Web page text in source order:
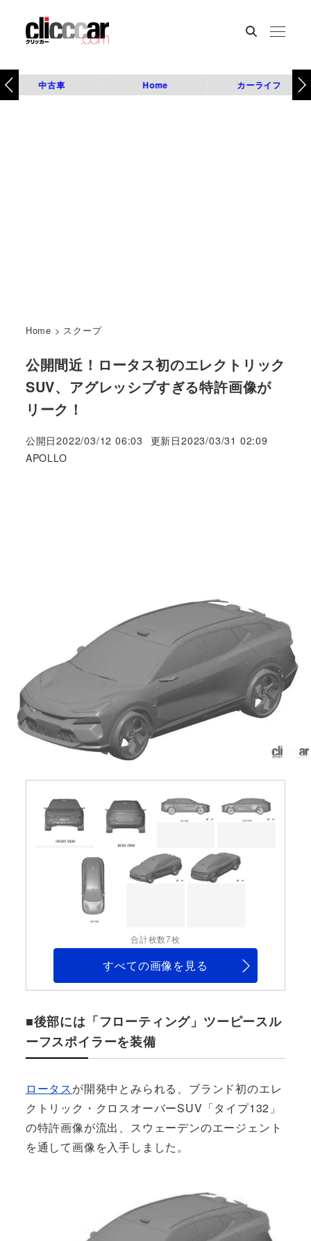
中古車 Home カーライフ
Home > スクープ
公開間近！ロータス初のエレクトリック
SUV、アグレッシブすぎる特許画像が
リーク！
公開日2022/03/12 06:03 更新日2023/03/31 02:09
著
APOLLO
合計枚数7枚
すべての画像を見る
■後部には「フローティング」ツーピースル
ーフスポイラーを装備
ロータスが開発中とみられる、ブランド初のエレ
クトリック・クロスオーバーSUV「タイプ132」
の特許画像が流出、スウェーデンのエージェント
を通して画像を入手しました。